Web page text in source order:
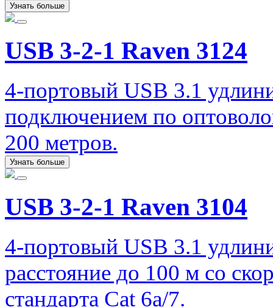
Узнать больше
USB 3-2-1 Raven 3124
4-портовый USB 3.1
подключением по
200 метров.
Узнать больше
USB 3-2-1 Raven 3104
4-портовый USB 3.1
расстояние до 100 м со
стандарта Cat 6a/7.